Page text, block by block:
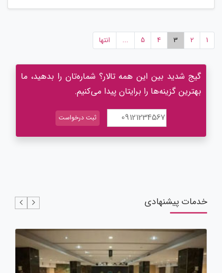
1
2
3
4
5
... انتها
گیج شدید بین این همه تالار؟ شماره‌تان را بدهید، ما
بهترین گزینه‌ها را برایتان پیدا می‌کنیم.
خدمات پیشنهادی